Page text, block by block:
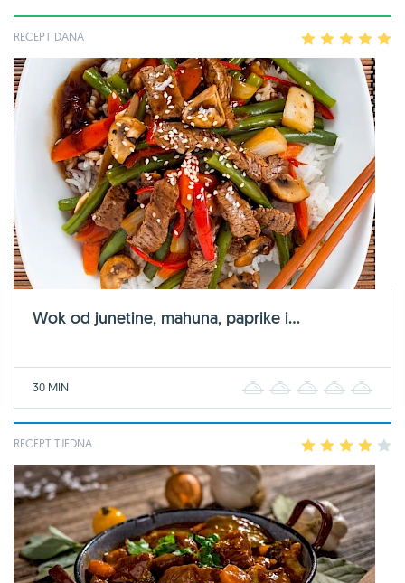
RECEPT DANA 2 3 4
Wok od junetine, mahuna, paprike i...
30 MIN 2 3 4
RECEPT TJEDNA 2 3 4